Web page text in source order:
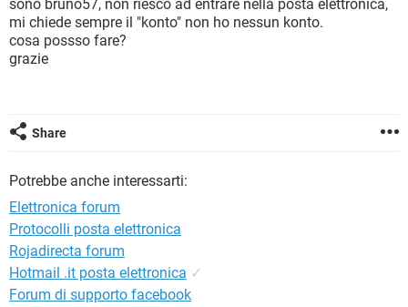
HARDWARE
INSTAGRAM WHATSAPP
TIKTOK
HARDWARE
iOS WINDOWS 10
INSTAGRAM
sono bruno57, non riesco ad entrare nella posta elettronica,
mi chiede sempre il "konto" non ho nessun konto.
cosa possso fare?
grazie
Share
Potrebbe anche interessarti:
Elettronica forum
Protocolli posta elettronica
Rojadirecta forum
Hotmail .it posta elettronica ✓
Forum di supporto facebook